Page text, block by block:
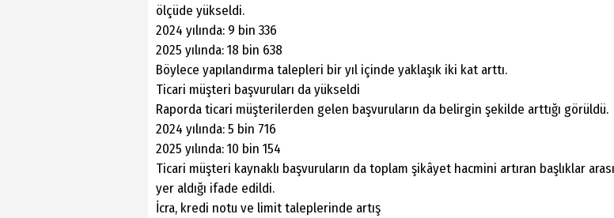
ölçüde yükseldi.
2024 yılında: 9 bin 336
2025 yılında: 18 bin 638
Böylece yapılandırma talepleri bir yıl içinde yaklaşık iki kat arttı.
Ticari müşteri başvuruları da yükseldi
Raporda ticari müşterilerden gelen başvuruların da belirgin şekilde arttığı görüldü.
2024 yılında: 5 bin 716
2025 yılında: 10 bin 154
Ticari müşteri kaynaklı başvuruların da toplam şikâyet hacmini artıran başlıklar
yer aldığı ifade edildi.
İcra, kredi notu ve limit taleplerinde artış